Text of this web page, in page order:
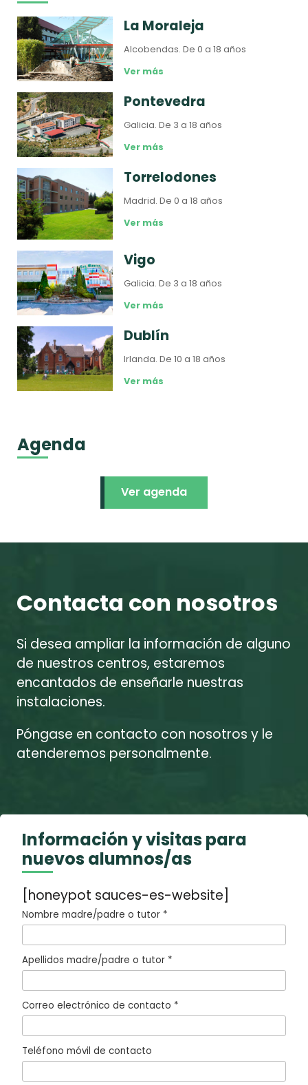
La Moraleja
Alcobendas.De 0 a 18 años
Ver más
Pontevedra
Galicia.De 3 a 18 años
Ver más
Torrelodones
Madrid.De 0 a 18 años
Ver más
Vigo
Galicia.De 3 a 18 años
Ver más
Dublín
Irlanda.De 10 a 18 años
Ver más
Agenda
Ver agenda
Contacta con nosotros
Si desea ampliar la información de alguno
de nuestros centros, estaremos
encantados de enseñarle nuestras
instalaciones.
Póngase en contacto con nosotros y le
atenderemos personalmente.
Información y visitas para
nuevos alumnos/as
[honeypot sauces-es-website]
Nombre madre/padre o tutor *
Apellidos madre/padre o tutor *
Correo electrónico de contacto *
Teléfono móvil de contacto